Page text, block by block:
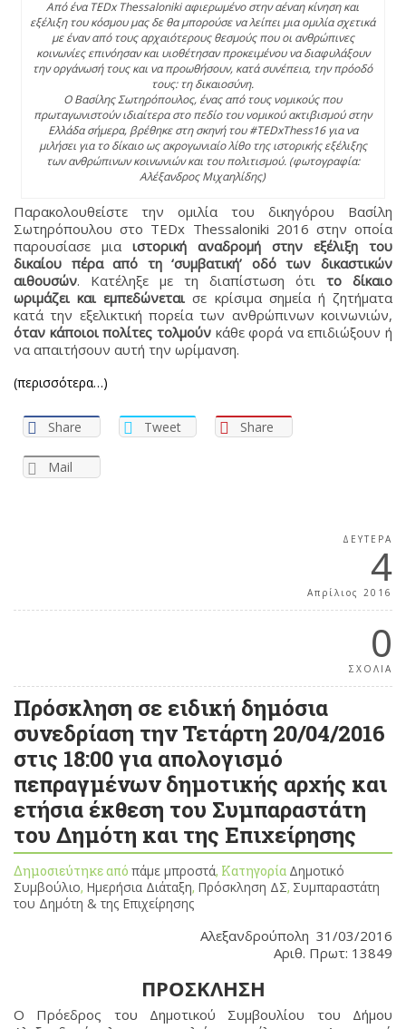
Από ένα TEDx Thessaloniki αφιερωμένο στην αέναη κίνηση και
εξέλιξη του κόσμου μας δε θα μπορούσε να λείπει μια ομιλία σχετικά
με έναν από τους αρχαιότερους θεσμούς που οι ανθρώπινες
κοινωνίες επινόησαν και υιοθέτησαν προκειμένου να διαφυλάξουν
την οργάνωσή τους και να προωθήσουν, κατά συνέπεια, την πρόοδό
τους: τη δικαιοσύνη.
Ο Βασίλης Σωτηρόπουλος, ένας από τους νομικούς που
πρωταγωνιστούν ιδιαίτερα στο πεδίο του νομικού ακτιβισμού στην
Ελλάδα σήμερα, βρέθηκε στη σκηνή του ‪#‎TEDxThess16‬ για να
μιλήσει για το δίκαιο ως ακρογωνιαίο λίθο της ιστορικής εξέλιξης
των ανθρώπινων κοινωνιών και του πολιτισμού. (φωτογραφία:
Αλέξανδρος Μιχαηλίδης)
Παρακολουθείστε την ομιλία του δικηγόρου Βασίλη
Σωτηρόπουλου στο TEDx Thessaloniki 2016 στην οποία
παρουσίασε μια ιστορική αναδρομή στην εξέλιξη του
δικαίου πέρα από τη ‘συμβατική’ οδό των δικαστικών
αιθουσών. Κατέληξε με τη διαπίστωση ότι το δίκαιο
ωριμάζει και εμπεδώνεται σε κρίσιμα σημεία ή ζητήματα
κατά την εξελικτική πορεία των ανθρώπινων κοινωνιών,
όταν κάποιοι πολίτες τολμούνκάθε φορά να επιδιώξουν ή
να απαιτήσουν αυτή την ωρίμανση.
(περισσότερα…)
Share Tweet Share
Mail
ΔΕΥΤΈΡΑ
4
Απρίλιος 2016
0
ΣΧΟΛΙΑ
Πρόσκληση σε ειδική δημόσια
συνεδρίαση την Τετάρτη 20/04/2016
στις 18:00 για απολογισμό
πεπραγμένων δημοτικής αρχής και
ετήσια έκθεση του Συμπαραστάτη
του Δημότη και της Επιχείρησης
Δημοσιεύτηκε από πάμε μπροστά, Κατηγορία Δημοτικό
Συμβούλιο, Ημερήσια Διάταξη, Πρόσκληση ΔΣ, Συμπαραστάτη
του Δημότη & της Επιχείρησης
Αλεξανδρούπολη 31/03/2016
Αριθ. Πρωτ: 13849
ΠΡΟΣΚΛΗΣΗ
Ο Πρόεδρος του Δημοτικού Συμβουλίου του Δήμου